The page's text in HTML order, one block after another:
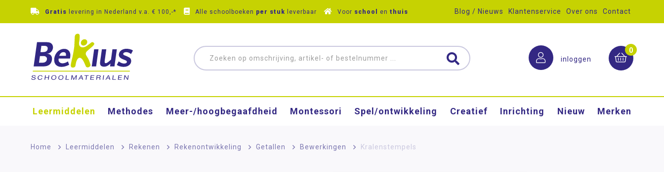
Gratis levering in Nederland v.a. € 100,-* Alle schoolboeken per stuk leverbaar Voor school en thuis Blog / Nieuws Klantenservice Over ons Contact
inloggen
0
Leermiddelen Methodes Meer-/hoog­begaafdheid Montessori Spel/ontwikkeling Creatief Inrichting Nieuw Merken
Home > Leermiddelen > Rekenen > Rekenontwikkeling > Getallen > Bewerkingen > Kralenstempels